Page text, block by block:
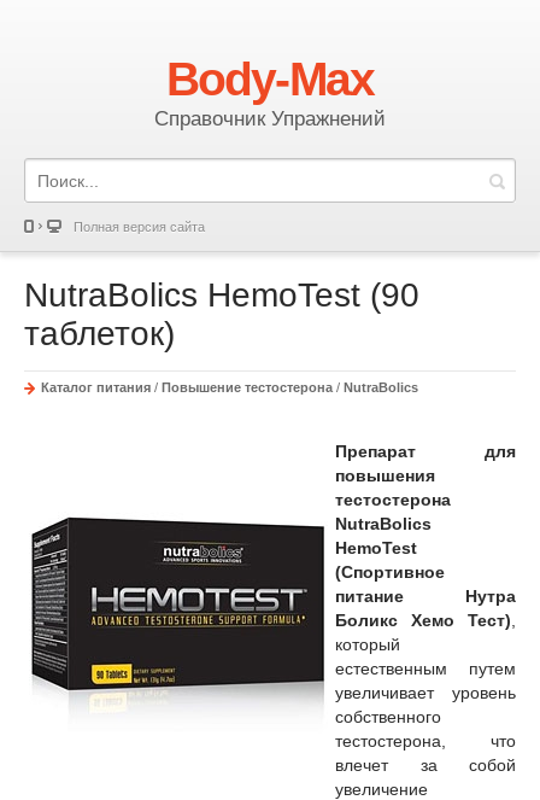
Body-Max
Справочник Упражнений
Полная версия сайта
NutraBolics HemoTest (90
таблеток)
Каталог питания / Повышение тестостерона / NutraBolics
Препарат для
повышения
тестостерона
NutraBolics
HemoTest
(Спортивное
питание Нутра
Боликс Хемо Тест)
который
естественным путем
увеличивает уровень
собственного
тестостерона, что
влечет за собой
увеличение